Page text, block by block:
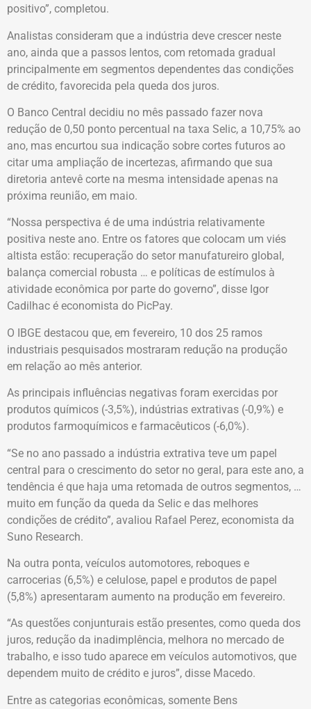
positivo”, completou.
Analistas consideram que a indústria deve crescer neste
ano, ainda que a passos lentos, com retomada gradual
principalmente em segmentos dependentes das condições
de crédito, favorecida pela queda dos juros.
O Banco Central decidiu no mês passado fazer nova
redução de 0,50 ponto percentual na taxa Selic, a 10,75% ao
ano, mas encurtou sua indicação sobre cortes futuros ao
citar uma ampliação de incertezas, afirmando que sua
diretoria antevê corte na mesma intensidade apenas na
próxima reunião, em maio.
“Nossa perspectiva é de uma indústria relativamente
positiva neste ano. Entre os fatores que colocam um viés
altista estão: recuperação do setor manufatureiro global,
balança comercial robusta … e políticas de estímulos à
atividade econômica por parte do governo”, disse Igor
Cadilhac é economista do PicPay.
O IBGE destacou que, em fevereiro, 10 dos 25 ramos
industriais pesquisados mostraram redução na produção
em relação ao mês anterior.
As principais influências negativas foram exercidas por
produtos químicos (-3,5%), indústrias extrativas (-0,9%) e
produtos farmoquímicos e farmacêuticos (-6,0%).
“Se no ano passado a indústria extrativa teve um papel
central para o crescimento do setor no geral, para este ano, a
tendência é que haja uma retomada de outros segmentos, …
muito em função da queda da Selic e das melhores
condições de crédito”, avaliou Rafael Perez, economista da
Suno Research.
Na outra ponta, veículos automotores, reboques e
carrocerias (6,5%) e celulose, papel e produtos de papel
(5,8%) apresentaram aumento na produção em fevereiro.
“As questões conjunturais estão presentes, como queda dos
juros, redução da inadimplência, melhora no mercado de
trabalho, e isso tudo aparece em veículos automotivos, que
dependem muito de crédito e juros”, disse Macedo.
Entre as categorias econômicas, somente Bens